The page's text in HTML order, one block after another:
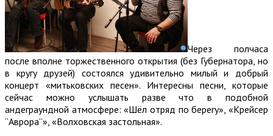
Через полчаса
после вполне торжественного открытия (без Губернатора, но
в кругу друзей) состоялся удивительно милый и добрый
концерт «митьковских песен». Интересны песни, которые
сейчас можно услышать разве что в подобной
андеграундной атмосфере: «Шёл отряд по берегу», «Крейсер
“Аврора”», «Волховская застольная».